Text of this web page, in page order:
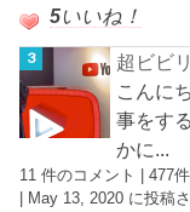
5いいね！
超ビビ
こんに
事をす
かに...
11 件のコメント |477
May 13, 2020 に投稿